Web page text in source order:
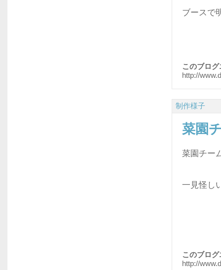
ブースで
このブロ
http://
制作様子
菜園
菜園チー
一見怪し
このブロ
http://